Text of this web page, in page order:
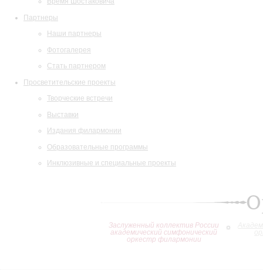
Партнеры
Наши партнеры
Фотогалерея
Стать партнером
Просветительские проекты
Творческие встречи
Выставки
Издания филармонии
Образовательные программы
Инклюзивные и специальные проекты
Заслуженный коллектив России
академический симфонический
оркестр филармонии